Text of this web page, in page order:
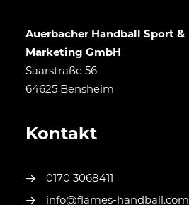
Auerbacher Handball Sport &
Marketing GmbH
Saarstraße 56
64625 Bensheim
Kontakt
0170 3068411
info@flames-handball.com